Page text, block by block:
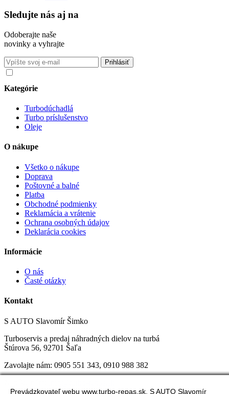
Prevádzkovateľ webu www.turbo-repas.sk, S AUTO Slavomír
Sledujte nás aj na
Odoberajte naše
novinky a vyhrajte
Kategórie
Turbodúchadlá
Turbo príslušenstvo
Oleje
O nákupe
Všetko o nákupe
Doprava
Poštovné a balné
Platba
Obchodné podmienky
Reklamácia a vrátenie
Ochrana osobných údajov
Deklarácia cookies
Informácie
O nás
Časté otázky
Kontakt
S AUTO Slavomír Šimko
Turboservis a predaj náhradných dielov na turbá
Štúrova 56, 92701 Šaľa
Zavolajte nám: 0905 551 343, 0910 988 382